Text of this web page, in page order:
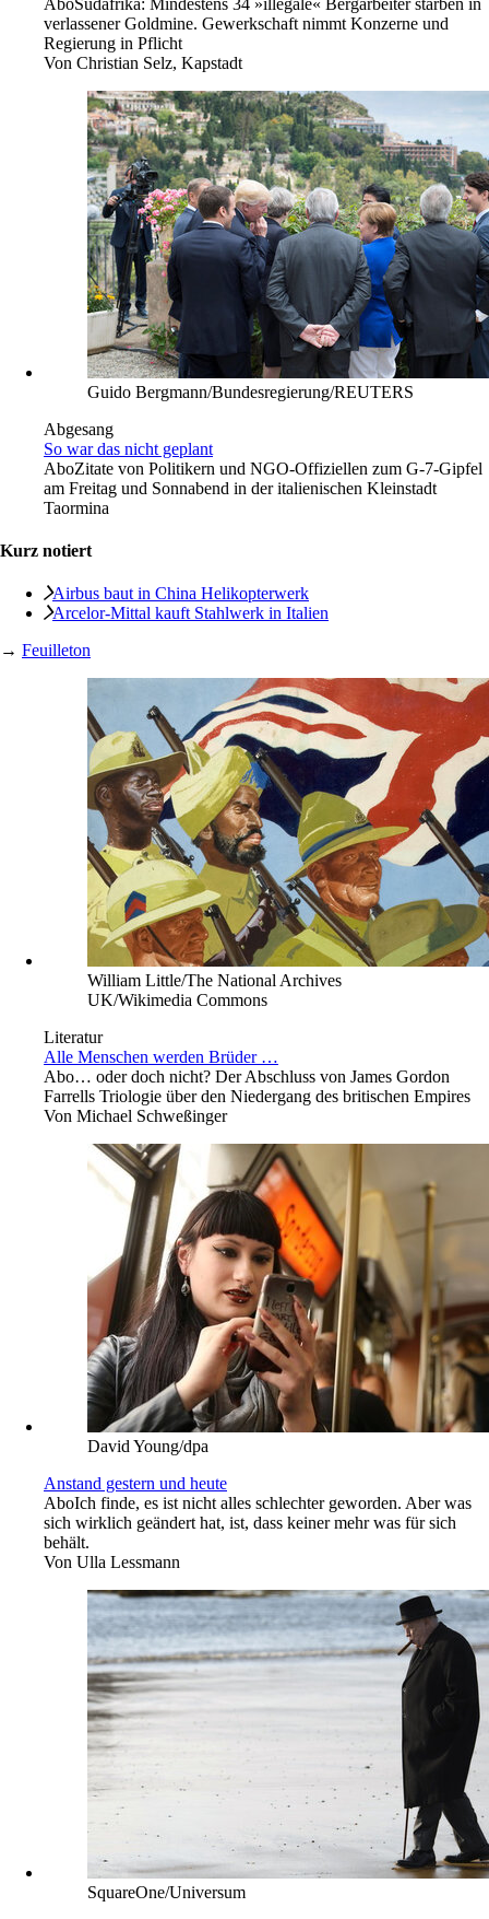
AboSüdafrika: Mindestens 34 »illegale« Bergarbeiter starben in
verlassener Goldmine. Gewerkschaft nimmt Konzerne und
Regierung in Pflicht
Von Christian Selz, Kapstadt
Guido Bergmann/Bundesregierung/REUTERS
Abgesang
So war das nicht geplant
AboZitate von Politikern und NGO-Offiziellen zum G-7-Gipfel
am Freitag und Sonnabend in der italienischen Kleinstadt
Taormina
Kurz notiert
Airbus baut in China Helikopterwerk
Arcelor-Mittal kauft Stahlwerk in Italien
→ Feuilleton
William Little/The National Archives
UK/Wikimedia Commons
Literatur
Alle Menschen werden Brüder …
Abo… oder doch nicht? Der Abschluss von James Gordon
Farrells Triologie über den Niedergang des britischen Empires
Von Michael Schweßinger
David Young/dpa
Anstand gestern und heute
AboIch finde, es ist nicht alles schlechter geworden. Aber was
sich wirklich geändert hat, ist, dass keiner mehr was für sich
behält.
Von Ulla Lessmann
SquareOne/Universum